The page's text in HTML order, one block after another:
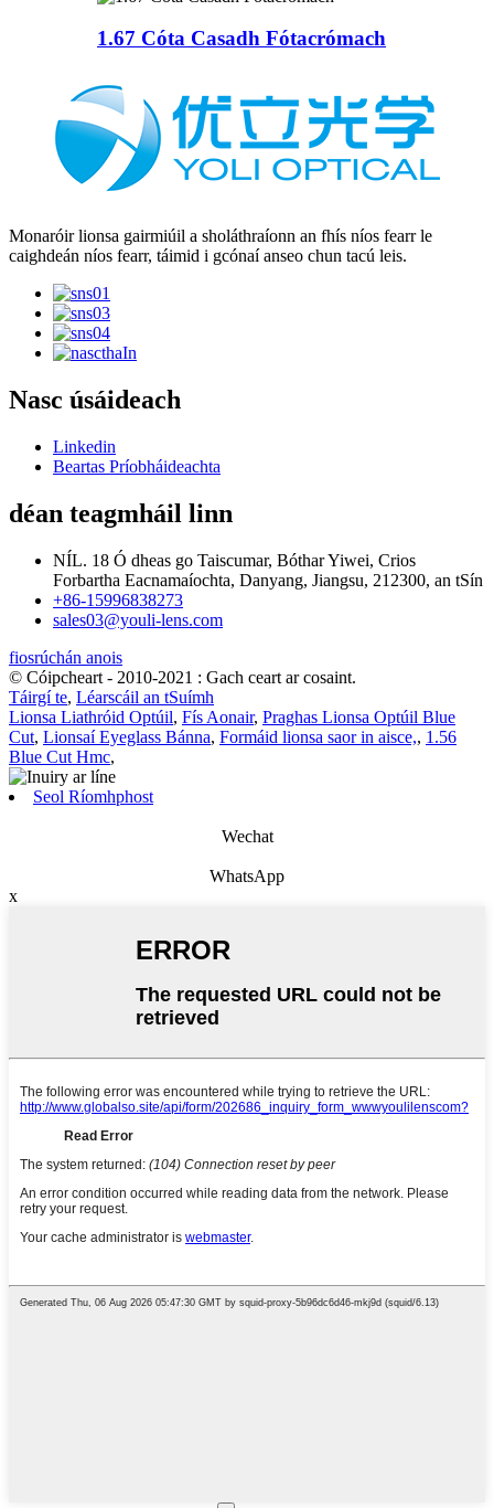
1.67 Cóta Casadh Fótacrómach
Monaróir lionsa gairmiúil a sholáthraíonn an fhís níos fearr le
caighdeán níos fearr, táimid i gcónaí anseo chun tacú leis.
Nasc úsáideach
Linkedin
Beartas Príobháideachta
déan teagmháil linn
NÍL. 18 Ó dheas go Taiscumar, Bóthar Yiwei, Crios
Forbartha Eacnamaíochta, Danyang, Jiangsu, 212300, an tSín
+86-15996838273
sales03@youli-lens.com
fiosrúchán anois
© Cóipcheart - 2010-2021 : Gach ceart ar cosaint.
Táirgí te, Léarscáil an tSuímh
Lionsa Liathróid Optúil, Fís Aonair, Praghas Lionsa Optúil Blue
Cut, Lionsaí Eyeglass Bánna, Formáid lionsa saor in aisce,, 1.56
Blue Cut Hmc,
Seol Ríomhphost
Wechat
WhatsApp
x